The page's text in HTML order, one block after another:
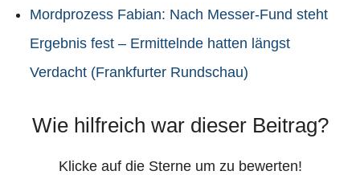
Mordprozess Fabian: Nach Messer-Fund steht
Ergebnis fest – Ermittelnde hatten längst
Verdacht (Frankfurter Rundschau)
Wie hilfreich war dieser Beitrag?
Klicke auf die Sterne um zu bewerten!